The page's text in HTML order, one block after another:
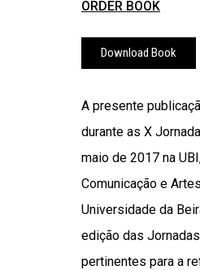
ORDER BOOK
Download Book
A presente
durante as X
maio de 2017 na
Comunicação e
Universidade da
edição das
pertinentes para a